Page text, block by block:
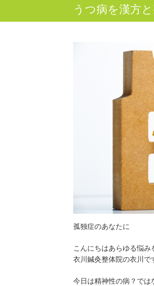
うつ病を漢方
孤独症のあなたに
こんにちはあらゆる悩み
衣川鍼灸整体院の衣川で
今日は精神性の病？では